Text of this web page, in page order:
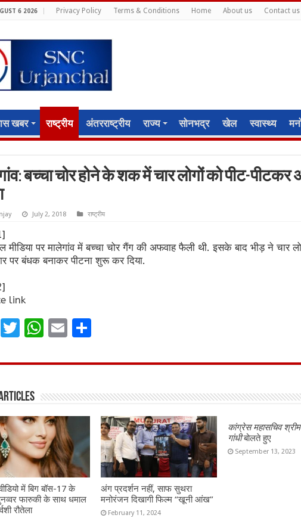
6 2026 Privacy Policy Terms & Conditions Home About us Contact us
खबर राष्ट्रीय अंतरराष्ट्रीय राज्य सोनभद्र खेल स्वास्थ्य
बच्‍चा चोर होने के शक में चार लोगों को पीट-पीटकर
July 2, 2018 राष्ट्रीय
मीडिया पर मालेगांव में बच्‍चा चोर गैंग की अफवाह फैली थी. इसके बाद भीड़ ने चार
पर बंधक बनाकर पीटना शुरू कर दिया.
link
T
it
r
W
at
A
p
p
E
ai
S
ar
में बिग बॉस-17 के
फारुकी के साथ धमाल
रौतेला
अंग प्रदर्शन नहीं, साफ सुथरा
मनोरंजन दिखागी फिल्म “खूनी आंख”
February 11, 2024
कांग्रेस महासचिव
गांधीबोलते हुए
September 13, 2023